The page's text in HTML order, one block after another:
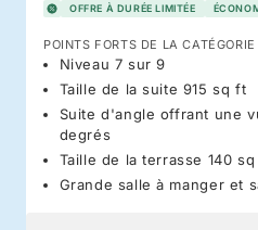
OFFRE À DURÉE LIMITÉE
POINTS FORTS DE LA CATÉGORIE
Niveau 7 sur 9
Taille de la suite 915 sq ft
Suite d'angle offrant une
degrés
Taille de la terrasse 140
Grande salle à manger et